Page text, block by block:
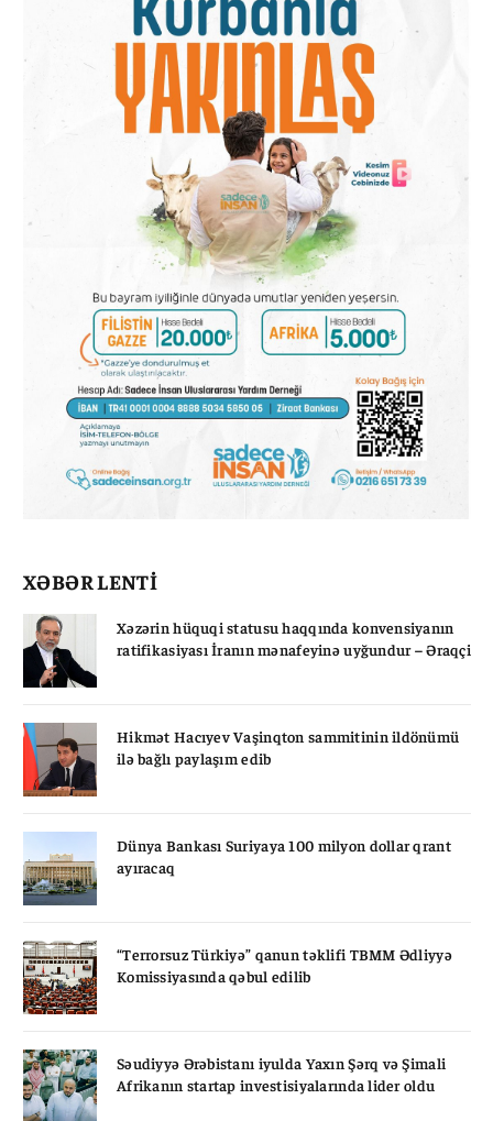
XƏBƏR LENTİ
Xəzərin hüquqi statusu haqqında konvensiyanın
ratifikasiyası İranın mənafeyinə uyğundur – Əraqçi
Hikmət Hacıyev Vaşinqton sammitinin ildönümü
ilə bağlı paylaşım edib
Dünya Bankası Suriyaya 100 milyon dollar qrant
ayıracaq
“Terrorsuz Türkiyə” qanun təklifi TBMM Ədliyyə
Komissiyasında qəbul edilib
Səudiyyə Ərəbistanı iyulda Yaxın Şərq və Şimali
Afrikanın startap investisiyalarında lider oldu